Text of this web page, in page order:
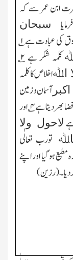
ابن عمر سے کہ
سبحان
کی عبادت ہے۱؎
کلمہ شکر ہے۲؎
اﷲاخلاص کا کلمہ
آسمان و زمین
بھردیتا ہے۴؎ اور
لاحول ولا
تورب تعالٰی
مطیع ہوگیا اور اپنے